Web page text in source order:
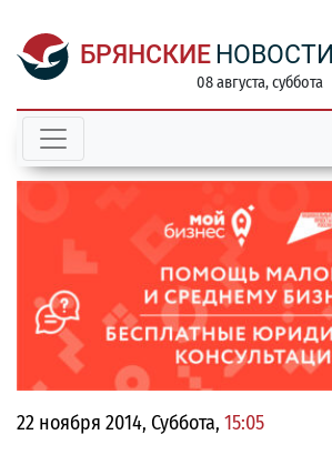
БРЯНСКИЕ НОВОСТИ
08 августа, суббота
22 ноября 2014, Суббота, 15:05